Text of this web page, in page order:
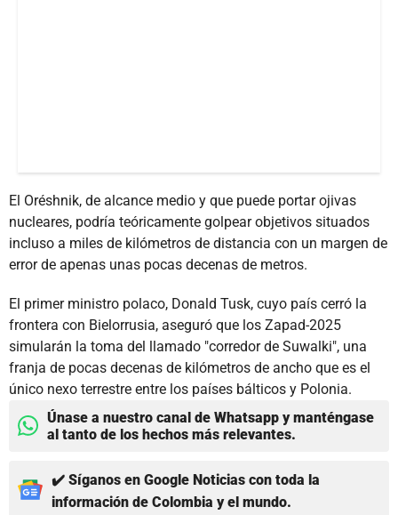
El Oréshnik, de alcance medio y que puede portar ojivas
nucleares, podría teóricamente golpear objetivos situados
incluso a miles de kilómetros de distancia con un margen de
error de apenas unas pocas decenas de metros.
El primer ministro polaco, Donald Tusk, cuyo país cerró la
frontera con Bielorrusia, aseguró que los Zapad-2025
simularán la toma del llamado "corredor de Suwalki", una
franja de pocas decenas de kilómetros de ancho que es el
único nexo terrestre entre los países bálticos y Polonia.
Únase a nuestro canal de Whatsapp y manténgase
al tanto de los hechos más relevantes.
✔️ Síganos en Google Noticias con toda la
información de Colombia y el mundo.